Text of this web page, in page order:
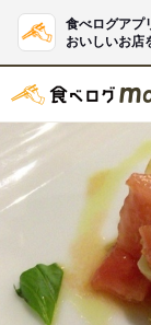
食べログアプ
おいしいお店